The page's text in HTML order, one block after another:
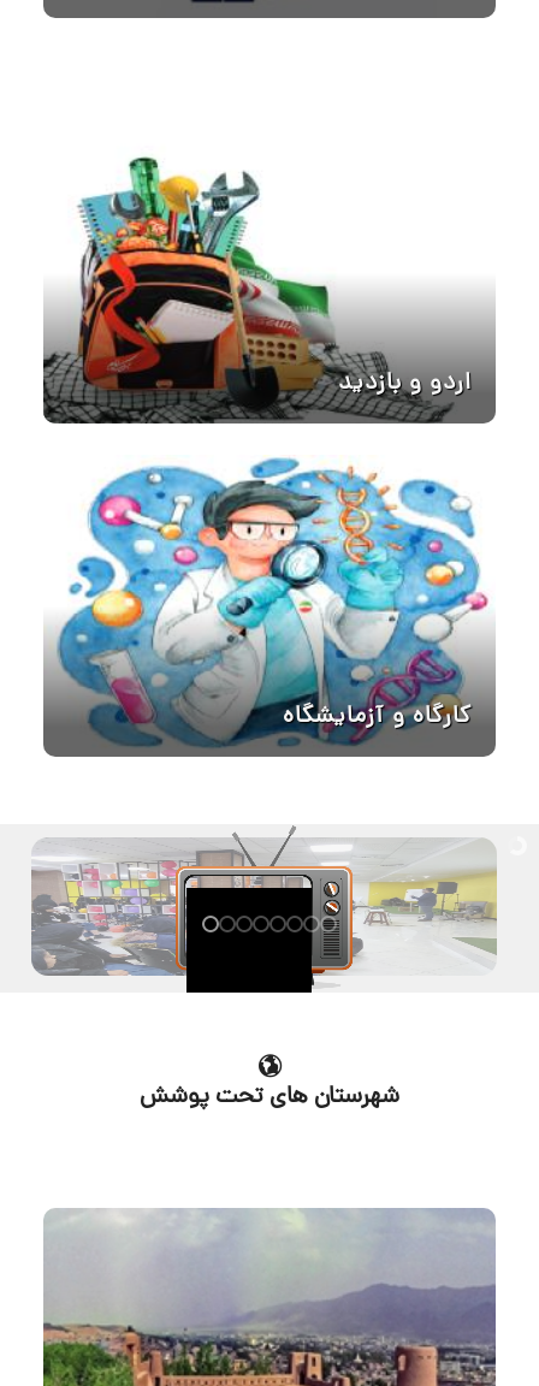
اردو و بازدید
کارگاه و آزمایشگاه
شهرستان های تحت پوشش